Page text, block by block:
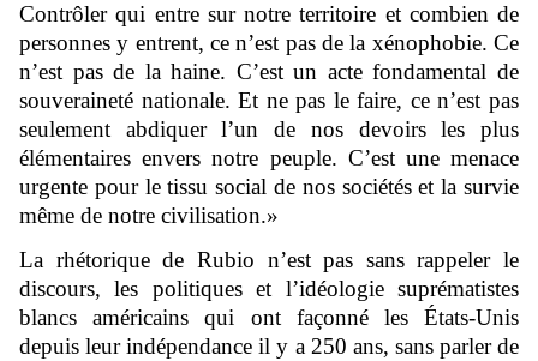
Contrôler qui entre sur notre territoire et combien de
personnes y entrent, ce n’est pas de la xénophobie. Ce
n’est pas de la haine. C’est un acte fondamental de
souveraineté nationale. Et ne pas le faire, ce n’est pas
seulement abdiquer l’un de nos devoirs les plus
élémentaires envers notre peuple. C’est une menace
urgente pour le tissu social de nos sociétés et la survie
même de notre civilisation.»
La rhétorique de Rubio n’est pas sans rappeler le
discours, les politiques et l’idéologie suprématistes
blancs américains qui ont façonné les États-Unis
depuis leur indépendance il y a 250 ans, sans parler de